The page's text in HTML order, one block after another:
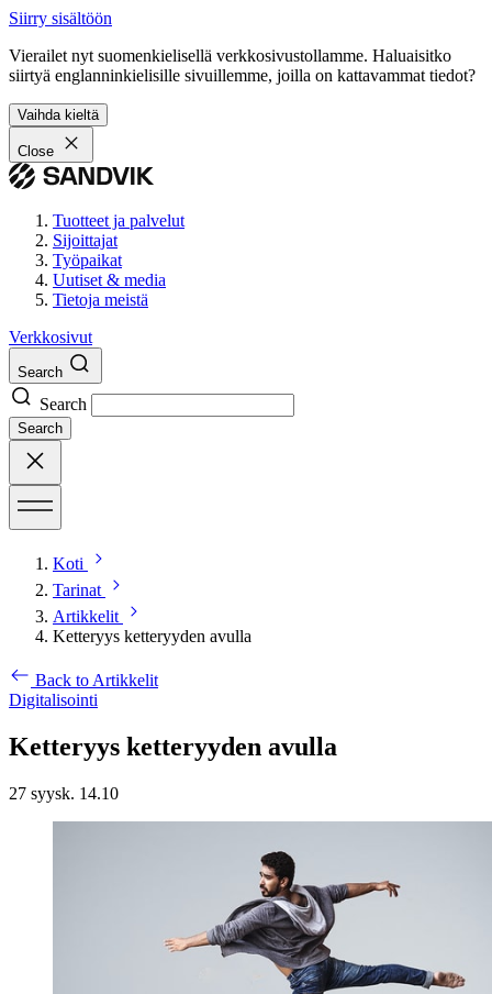
Siirry sisältöön
Vierailet nyt suomenkielisellä verkkosivustollamme. Haluaisitko
siirtyä englanninkielisille sivuillemme, joilla on kattavammat tiedot?
Vaihda kieltä
Close
Tuotteet ja palvelut
Sijoittajat
Työpaikat
Uutiset & media
Tietoja meistä
Verkkosivut
Search
Search
Search
Koti
Tarinat
Artikkelit
Ketteryys ketteryyden avulla
Back to Artikkelit
Digitalisointi
Ketteryys ketteryyden avulla
27 syysk. 14.10